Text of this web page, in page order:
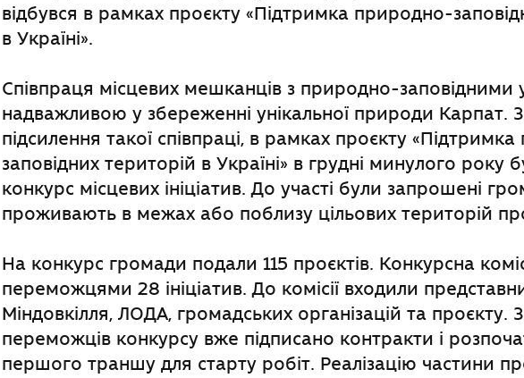
відбувся в рамках проєкту «Підтримка природно-
в Україні».
Співпраця місцевих мешканців з природно-заповідними
надважливою у збереженні унікальної природи Карпат.
підсилення такої співпраці, в рамках проєкту
заповідних територій в Україні» в грудні минулого року
конкурс місцевих ініціатив. До участі були запрошені
проживають в межах або поблизу цільових територій
На конкурс громади подали 115 проєктів. Конкурсна
переможцями 28 ініціатив. До комісії входили
Міндовкілля, ЛОДА, громадських організацій та проєкту.
переможців конкурсу вже підписано контракти і
першого траншу для старту робіт. Реалізацію частини